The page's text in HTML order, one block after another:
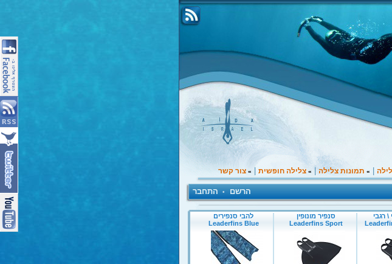
» תמונות צלילה » צלילה חופשית » צור קשר
הרשם • התחבר